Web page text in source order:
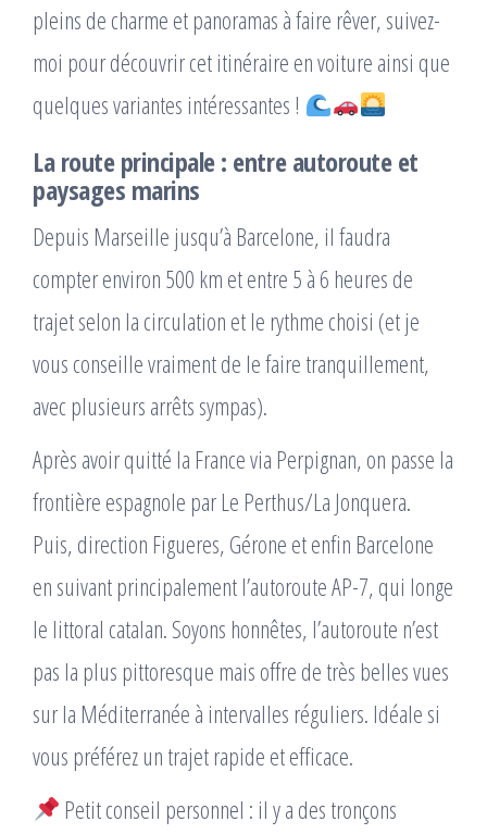
pleins de charme et panoramas à faire rêver, suivez-
moi pour découvrir cet itinéraire en voiture ainsi que
quelques variantes intéressantes !
La route principale : entre autoroute et
paysages marins
Depuis Marseille jusqu’à Barcelone, il faudra
compter environ 500 km et entre 5 à 6 heures de
trajet selon la circulation et le rythme choisi (et je
vous conseille vraiment de le faire tranquillement,
avec plusieurs arrêts sympas).
Après avoir quitté la France via Perpignan, on passe la
frontière espagnole par Le Perthus/La Jonquera.
Puis, direction Figueres, Gérone et enfin Barcelone
en suivant principalement l’autoroute AP-7, qui longe
le littoral catalan. Soyons honnêtes, l’autoroute n’est
pas la plus pittoresque mais offre de très belles vues
sur la Méditerranée à intervalles réguliers. Idéale si
vous préférez un trajet rapide et efficace.
Petit conseil personnel : il y a des tronçons